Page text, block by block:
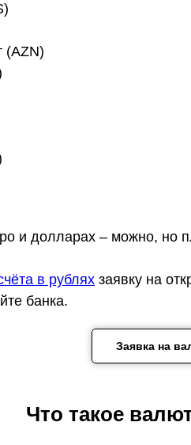
(AZN)
и долларах – можно, но
в рублях заявку на
банка.
Заявка на
Что такое